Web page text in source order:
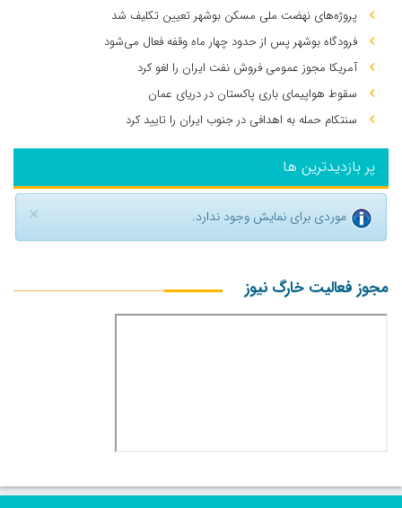
پروژه‌های نهضت ملی مسکن بوشهر تعیین تکلیف شد
فرودگاه بوشهر پس از حدود چهار ماه وقفه فعال می‌شود
آمریکا مجوز عمومی فروش نفت ایران را لغو کرد
سقوط هواپیمای باری پاکستان در دریای عمان
سنتکام حمله به اهدافی در جنوب ایران را تایید کرد
پر بازدیدترین ها
× موردی برای نمایش وجود ندارد.
مجوز فعالیت خارگ نیوز